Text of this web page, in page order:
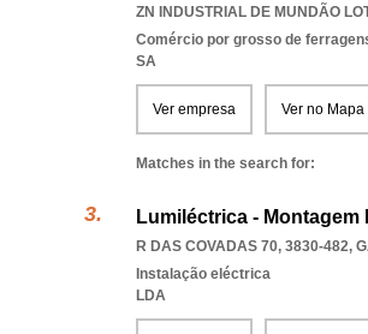
ZN INDUSTRIAL DE MUNDÃO
Comércio por grosso de
SA
Ver empresa Ver no Mapa
Matches in the search for:
Lumiléctrica -
R DAS COVADAS 70, 3830-482,
Instalação eléctrica
LDA